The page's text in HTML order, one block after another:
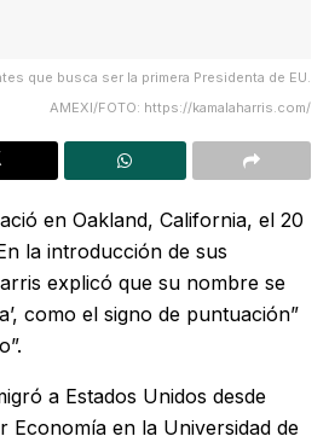
que busca ser la primera Presidenta de EU.
AMEXI/FOTO: https://kamalaharris.com/
en Oakland, California, el 20
la introducción de sus
explicó que su nombre se
como el signo de puntuación”
a Estados Unidos desde
Economía en la Universidad de